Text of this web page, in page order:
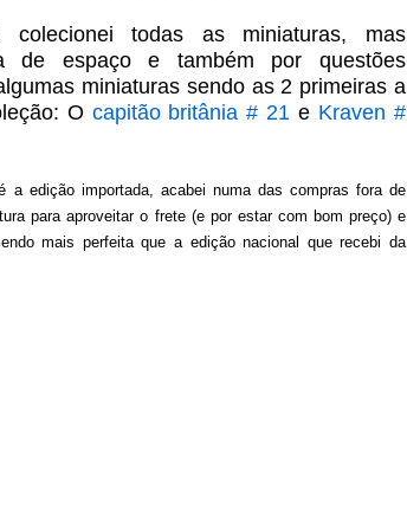
todas as miniaturas, mas
de espaçoe também por questões
gumas miniaturas sendo as 2 primeiras a
O capitão britânia # 21 e Kraven #
a edição importada, acabei numa das compras fora de
para aproveitar o frete (e por estar com bom preço) e
mais perfeita que a edição nacional que recebi da